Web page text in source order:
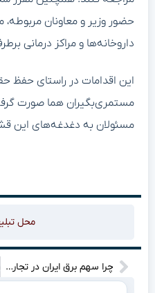
حضور وزیر و معاونان مربوطه،
داروخانه‌ها و مراکز درمانی
این اقدامات در راستای حفظ
مستمری‌بگیران هما صورت
مسئولان به دغدغه‌های
محل
چرا سهم برق ایران در تجارت جهانی انرژی کمتر از ۱٪ است؟